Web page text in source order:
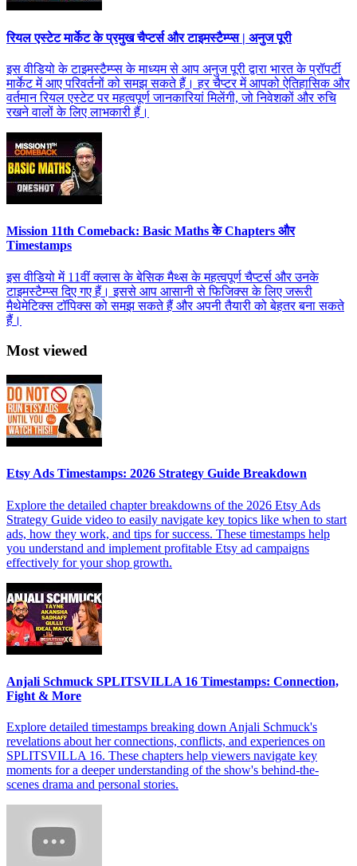
रियल एस्टेट मार्केट के प्रमुख चैप्टर्स और टाइमस्टैम्प्स | अनुज पूरी
इस वीडियो के टाइमस्टैम्प्स के माध्यम से आप अनुज पूरी द्वारा भारत के प्रॉपर्टी
मार्केट में आए परिवर्तनों को समझ सकते हैं। हर चैप्टर में आपको ऐतिहासिक और
वर्तमान रियल एस्टेट पर महत्वपूर्ण जानकारियां मिलेंगी, जो निवेशकों और रुचि
रखने वालों के लिए लाभकारी हैं।
Mission 11th Comeback: Basic Maths के Chapters और
Timestamps
इस वीडियो में 11वीं क्लास के बेसिक मैथ्स के महत्वपूर्ण चैप्टर्स और उनके
टाइमस्टैम्प्स दिए गए हैं। इससे आप आसानी से फिजिक्स के लिए जरूरी
मैथेमेटिक्स टॉपिक्स को समझ सकते हैं और अपनी तैयारी को बेहतर बना सकते
हैं।
Most viewed
Etsy Ads Timestamps: 2026 Strategy Guide Breakdown
Explore the detailed chapter breakdowns of the 2026 Etsy Ads
Strategy Guide video to easily navigate key topics like when to start
ads, how they work, and tips for success. These timestamps help
you understand and implement profitable Etsy ad campaigns
effectively for your shop growth.
Anjali Schmuck SPLITSVILLA 16 Timestamps: Connection,
Fight & More
Explore detailed timestamps breaking down Anjali Schmuck's
revelations about her connections, conflicts, and experiences on
SPLITSVILLA 16. These chapters help viewers navigate key
moments for a deeper understanding of the show's behind-the-
scenes drama and personal stories.